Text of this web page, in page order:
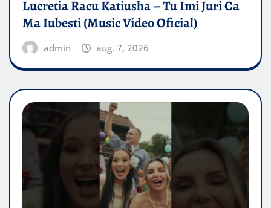
Lucretia Racu Katiusha – Tu Imi Juri Ca
Ma Iubesti (Music Video Oficial)
admin aug. 7, 2026